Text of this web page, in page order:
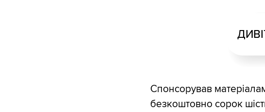
Спонсорував
безкоштовно сорок